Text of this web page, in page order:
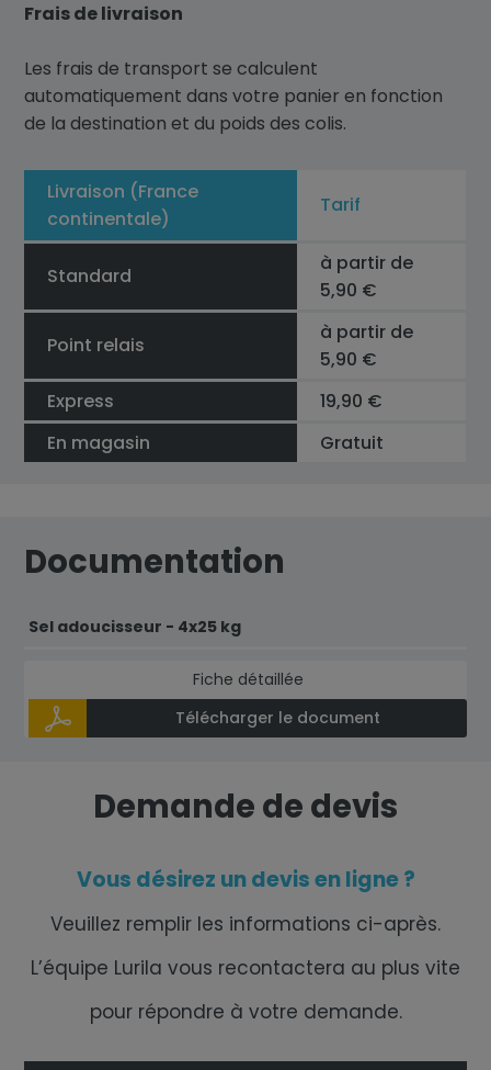
Frais de livraison
Les frais de transport se calculent
automatiquement dans votre panier en fonction
de la destination et du poids des colis.
Livraison (France
continentale)
Tarif
Standard
à partir de
5,90 €
Point relais
à partir de
5,90 €
Express
19,90 €
En magasin
Gratuit
Documentation
Sel adoucisseur - 4x25 kg
Fiche détaillée
Télécharger le document
Demande de devis
Vous désirez un devis en ligne ?
Veuillez remplir les informations ci-après.
L’équipe Lurila vous recontactera au plus vite
pour répondre à votre demande.